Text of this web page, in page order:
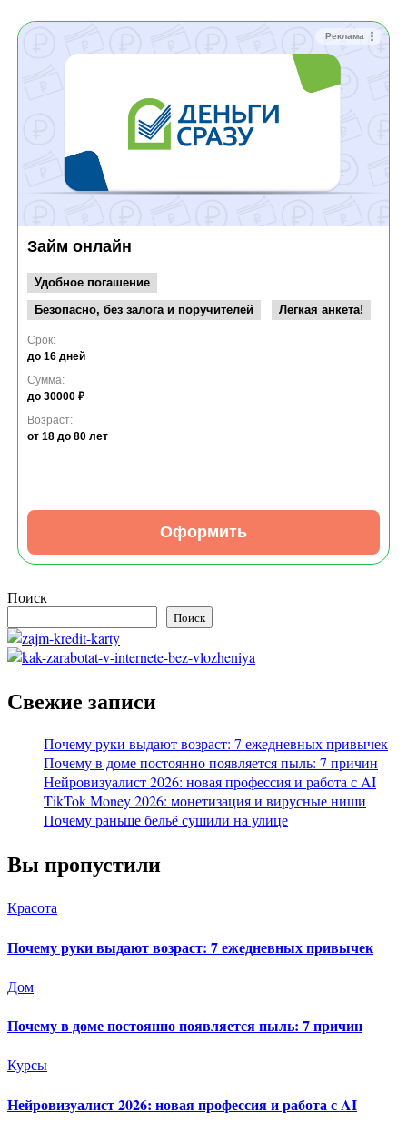
Реклама
Займ онлайн
Удобное погашение
Безопасно, без залога и поручителей
Легкая анкета!
Срок:
до 16 дней
Сумма:
до 30000 ₽
Возраст:
от 18 до 80 лет
Оформить
Поиск
Поиск
Свежие записи
Почему руки выдают возраст: 7 ежедневных привычек
Почему в доме постоянно появляется пыль: 7 причин
Нейровизуалист 2026: новая профессия и работа с AI
TikTok Money 2026: монетизация и вирусные ниши
Почему раньше бельё сушили на улице
Вы пропустили
Красота
Почему руки выдают возраст: 7 ежедневных привычек
Дом
Почему в доме постоянно появляется пыль: 7 причин
Курсы
Нейровизуалист 2026: новая профессия и работа с AI